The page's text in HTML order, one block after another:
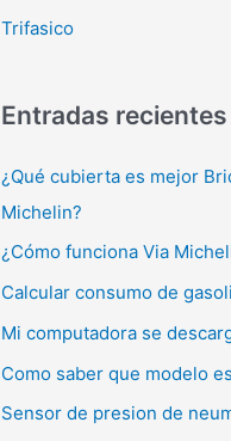
Trifasico
Entradas recientes
¿Qué cubierta es mejor
Michelin?
¿Cómo funciona Via
Calcular consumo de
Mi computadora se
Como saber que modelo
Sensor de presion de